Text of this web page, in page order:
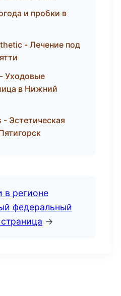
и пробки в
- Лечение под
Уходовые
в Нижний
Эстетическая
в регионе
федеральный
→